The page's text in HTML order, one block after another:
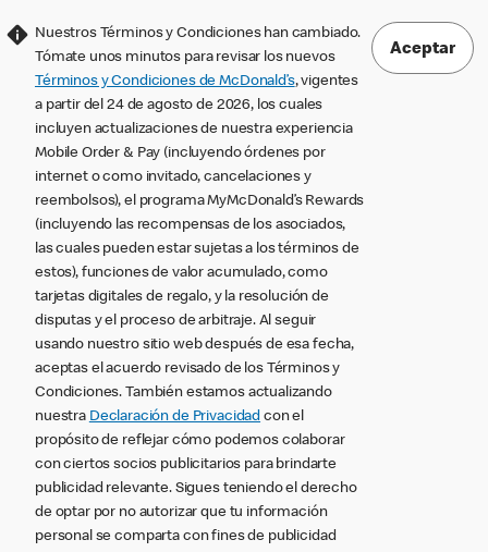
Nuestros Términos y Condiciones han cambiado.
Tómate unos minutos para revisar los nuevos
Términos y Condiciones de McDonald’s, vigentes
a partir del 24 de agosto de 2026, los cuales
incluyen actualizaciones de nuestra experiencia
Mobile Order & Pay (incluyendo órdenes por
internet o como invitado, cancelaciones y
reembolsos), el programa MyMcDonald’s Rewards
(incluyendo las recompensas de los asociados,
las cuales pueden estar sujetas a los términos de
estos), funciones de valor acumulado, como
tarjetas digitales de regalo, y la resolución de
disputas y el proceso de arbitraje. Al seguir
usando nuestro sitio web después de esa fecha,
aceptas el acuerdo revisado de los Términos y
Condiciones. También estamos actualizando
nuestra Declaración de Privacidad con el
propósito de reflejar cómo podemos colaborar
con ciertos socios publicitarios para brindarte
publicidad relevante. Sigues teniendo el derecho
de optar por no autorizar que tu información
personal se comparta con fines de publicidad
Aceptar